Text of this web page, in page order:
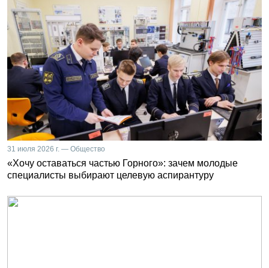
31 июля 2026 г. — Общество
«Хочу оставаться частью Горного»: зачем молодые
специалисты выбирают целевую аспирантуру